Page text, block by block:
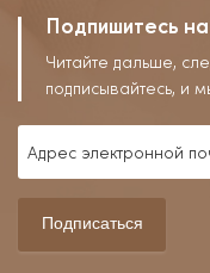
Подпишитесь
Читайте дальше,
подписывайтесь, и
Подписаться